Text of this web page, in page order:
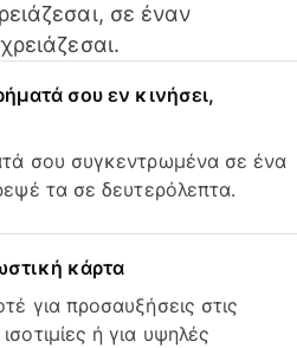
σε έναν
σου εν κινήσει,
σου συγκεντρωμένα σε ένα
τα σε δευτερόλεπτα.
κάρτα
για προσαυξήσεις στις
ή για υψηλές